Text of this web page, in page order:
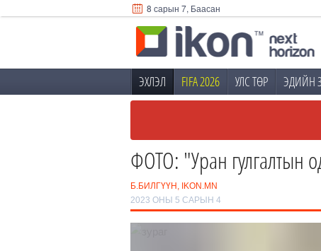
8 сарын 7, Баасан
ЭХЛЭЛ FIFA 2026 УЛС ТӨР ЭДИЙН
ФОТО: "Уран гулгалтын
Б.БИЛГҮҮН, IKON.MN
2023 ОНЫ 5 САРЫН 4